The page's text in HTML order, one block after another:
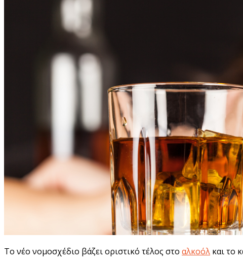
Το νέο νομοσχέδιο βάζει οριστικό τέλος στο αλκοόλ και το